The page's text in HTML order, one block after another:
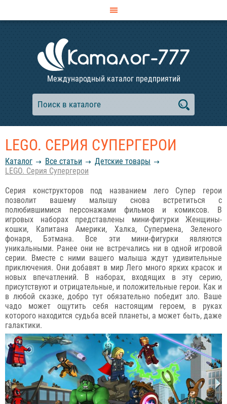
Международный каталог предприятий
LEGO. СЕРИЯ СУПЕРГЕРОИ
Каталог Все статьи
Детские товары
LEGO. Серия Супергерои
Серия конструкторов под названием лего Супер герои
позволит вашему малышу снова встретиться с
полюбившимися персонажами фильмов и комиксов. В
игровых наборах представлены мини-фигурки Женщины-
кошки, Капитана Америки, Халка, Супермена, Зеленого
фонаря, Бэтмана. Все эти мини-фигурки являются
уникальными. Ранее они не встречались ни в одной игровой
серии. Вместе с ними вашего малыша ждут удивительные
приключения. Они добавят в мир Лего много ярких красок и
новых впечатлений. В наборах, входящих в эту серию,
присутствуют и отрицательные, и положительные герои. Как и
в любой сказке, добро тут обязательно победит зло. Ваше
чадо может ощутить себя настоящим героем, в руках
которого находится судьба всей планеты, а может быть, даже
галактики.